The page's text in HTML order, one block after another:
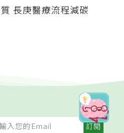
長庚醫療流程減碳